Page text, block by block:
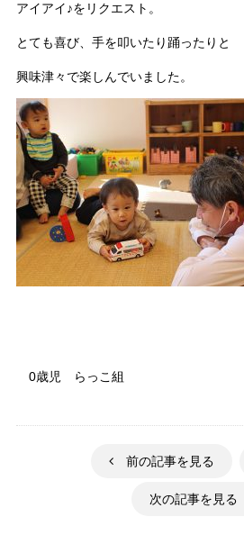
アイアイ♪をリクエスト。
とても喜び、手を叩いたり踊ったりと
興味津々で楽しんでいました。
0歳児 らっこ組
前の記事を見る
次の記事を見る